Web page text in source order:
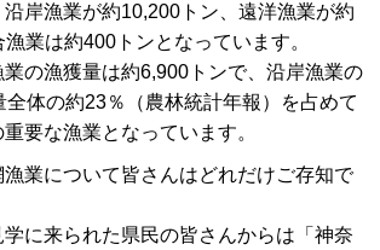
岸漁業が約10,200トン、遠洋漁業が約
業は約400トンとなっています。
の漁獲量は約6,900トンで、沿岸漁業の
体の約23％（農林統計年報）を占めて
要な漁業となっています。
業について皆さんはどれだけご存知で
に来られた県民の皆さんからは「神奈